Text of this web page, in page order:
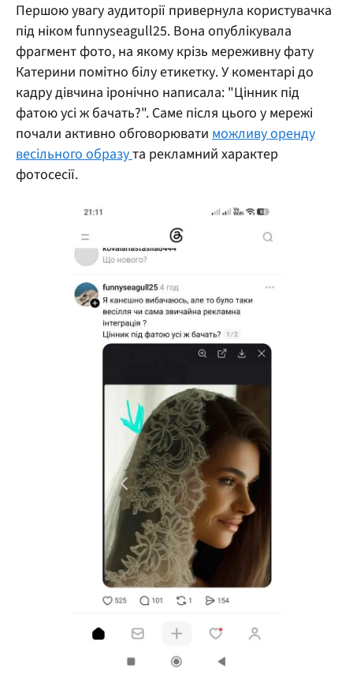
Першою увагу аудиторії привернула користувачка
під ніком funnyseagull25. Вона опублікувала
фрагмент фото, на якому крізь мереживну фату
Катерини помітно білу етикетку. У коментарі до
кадру дівчина іронічно написала: "Цінник під
фатою усі ж бачать?". Саме після цього у мережі
почали активно обговорювати можливу оренду
весільного образута рекламний характер
фотосесії.